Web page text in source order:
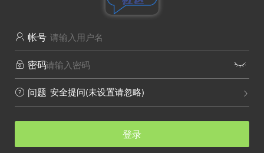
 帐号
 密码 
 问题 
安全提问(未设置请忽略)
登录